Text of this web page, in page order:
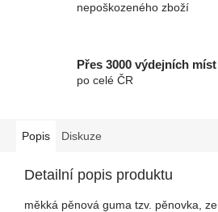
nepoškozeného zboží
Přes 3000 výdejních míst
po celé ČR
Popis Diskuze
Detailní popis produktu
měkká pěnová guma tzv. pěnovka,